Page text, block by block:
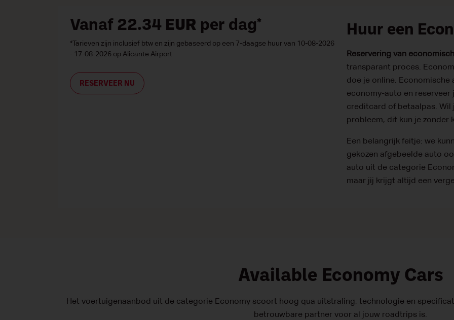
Vanaf 22.34 EUR per dag*
*Tarieven zijn inclusief btw en zijn gebaseerd op een 7-daagse huur van 10-08-2026
- 17-08-2026 op Alicante Airport
RESERVEER NU
Huur een
Reservering van
transparant proces.
doe je online. Economische
economy-auto en reserveer
creditcard of betaalpas. Wil
probleem, dit kun je zonder
Een belangrijk feitje: we
gekozen afgebeelde auto
auto uit de categorie
maar jij krijgt altijd een
Available Economy Cars
Het voertuigenaanbod uit de categorie Economy scoort hoog qua uitstraling, technologie en
betrouwbare partner voor al jouw roadtrips is.